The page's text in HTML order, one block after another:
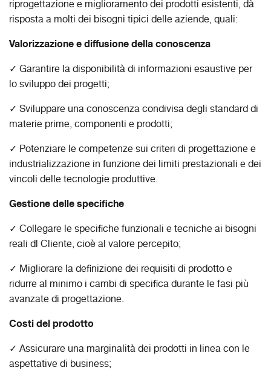
riprogettazione e miglioramento dei prodotti esistenti, dà
risposta a molti dei bisogni tipici delle aziende, quali:
Valorizzazione e diffusione della conoscenza
✓ Garantire la disponibilità di informazioni esaustive per
lo sviluppo dei progetti;
✓ Sviluppare una conoscenza condivisa degli standard di
materie prime, componenti e prodotti;
✓ Potenziare le competenze sui criteri di progettazione e
industrializzazione in funzione dei limiti prestazionali e dei
vincoli delle tecnologie produttive.
Gestione delle specifiche
✓ Collegare le specifiche funzionali e tecniche ai bisogni
reali dl Cliente, cioè al valore percepito;
✓ Migliorare la definizione dei requisiti di prodotto e
ridurre al minimo i cambi di specifica durante le fasi più
avanzate di progettazione.
Costi del prodotto
✓ Assicurare una marginalità dei prodotti in linea con le
aspettative di business;